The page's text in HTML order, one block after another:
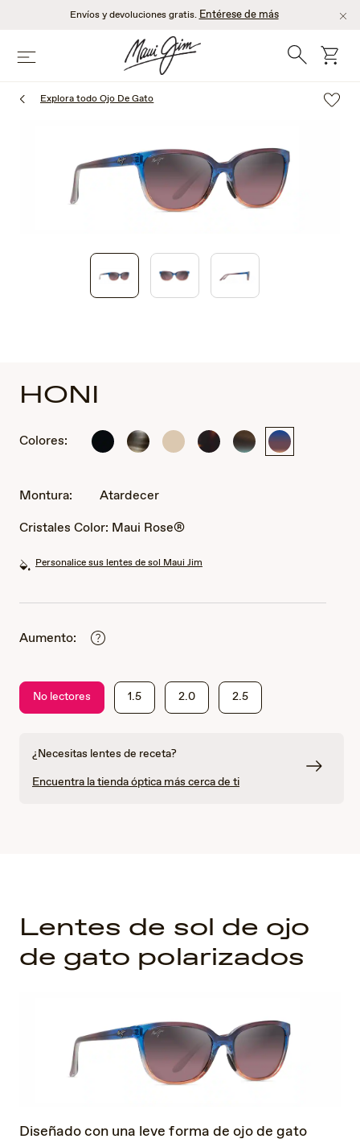
principal
Envíos y devoluciones gratis. Entérese de más
Menú BúsquedaCarro
Explora todo Ojo De Gato
HONI
Colores:
Negro Rayas Marfil HabanaPiedraAtardecer
Montura:
Atardecer
Cristales Color: Maui Rose®
Personalice sus lentes de sol Maui Jim
Aumento:
No lectores 1.5 2.0 2.5
¿Necesitas lentes de receta?
Encuentra la tienda óptica más cerca de ti
Lentes de sol de ojo
de gato polarizados
Diseñado con una leve forma de ojo de gato